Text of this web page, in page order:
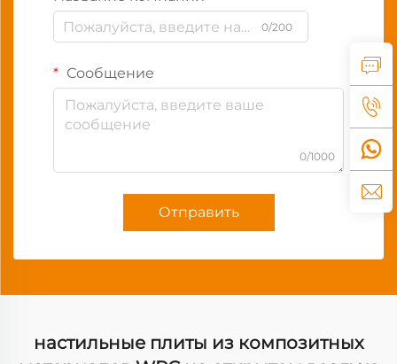
0/200
Сообщение
0/1000
Отправить
настильные плиты из композитных